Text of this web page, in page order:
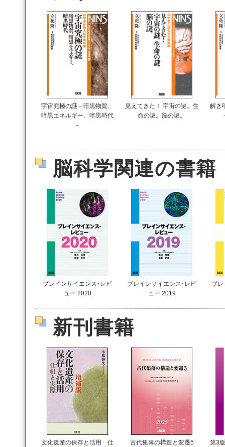
宇宙究極の謎－暗黒物質、
暗黒エネルギー、暗黒時代
－
見えてきた！ 宇宙の謎。生
命の謎。脳の謎。
解き
脳科学関連の書籍
ブレインサイエンス･レビ
ュー 2020
ブレインサイエンス･レビ
ュー 2019
ブ
新刊書籍
文化遺産の保存と活用 仕 古代集落の構造と変遷5 第3